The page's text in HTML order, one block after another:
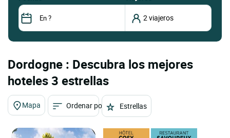
Dordogne : Descubra los mejores
hoteles 3 estrellas
Mapa Ordenar por Estrellas